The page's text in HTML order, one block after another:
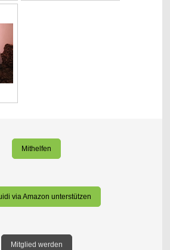
Mithelfen
via Amazon unterstützen
Mitglied werden